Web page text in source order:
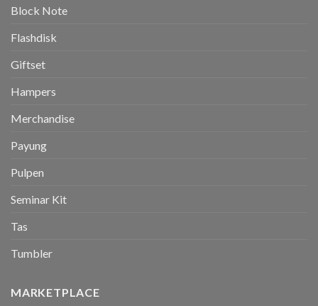
Block Note
Flashdisk
Giftset
Hampers
Merchandise
Payung
Pulpen
Seminar Kit
Tas
Tumbler
MARKETPLACE